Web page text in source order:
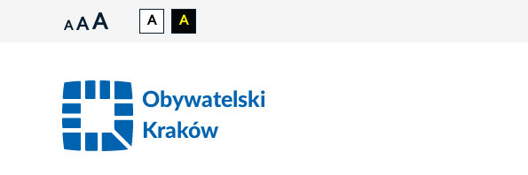
A A A A A
Obywatelski
Kraków